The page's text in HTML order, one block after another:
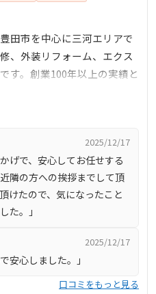
田市を中心に三河エリアで
、外装リフォーム、エクス
す。創業100年以上の実績と
件以上に上ります。地域密
活用した屋根診断や、経験
最適なプラン提案など、最
顧客満足度を追求していま
2025/12/17
げで、安心してお任せする
隣の方への挨拶までして頂
けたので、気になったこと
た。」
2025/12/17
安心しました。」
口コミをもっと見る